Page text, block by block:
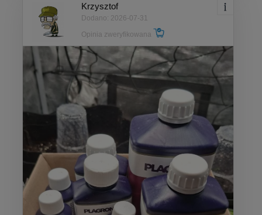
Krzysztof
Dodano: 2026-07-31
Opinia zweryfikowana